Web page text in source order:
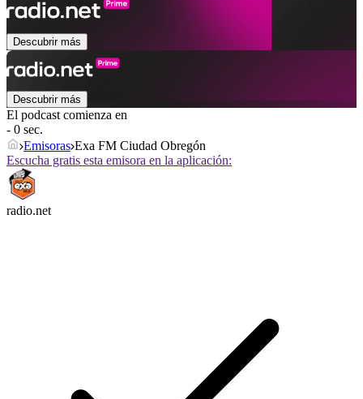
Descubrir más
Descubrir más
El podcast comienza en
- 0 sec.
Emisoras Exa FM Ciudad Obregón
Escucha gratis esta emisora en la aplicación:
radio.net